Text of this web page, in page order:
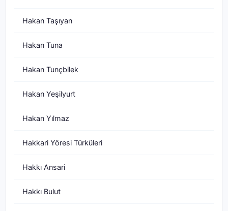
Hakan Taşıyan
Hakan Tuna
Hakan Tunçbilek
Hakan Yeşilyurt
Hakan Yılmaz
Hakkari Yöresi Türküleri
Hakkı Ansari
Hakkı Bulut